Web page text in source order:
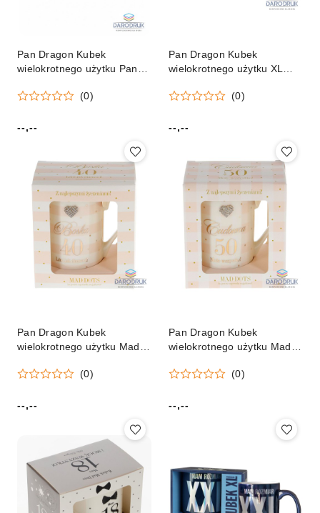
Pan Dragon Kubek
wielokrotnego użytku Pan
(0)
Cena:
--,--
Pan Dragon Kubek
wielokrotnego użytku XL
(5901854968384)
(0)
Cena:
--,--
Pan Dragon Kubek
wielokrotnego użytku Mad
(5901854960715)
(0)
Cena:
--,--
Pan Dragon Kubek
wielokrotnego użytku Mad
(5901854960722)
(0)
Cena:
--,--